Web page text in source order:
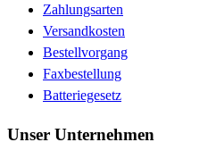
Zahlungsarten
Versandkosten
Bestellvorgang
Faxbestellung
Batteriegesetz
Unser Unternehmen